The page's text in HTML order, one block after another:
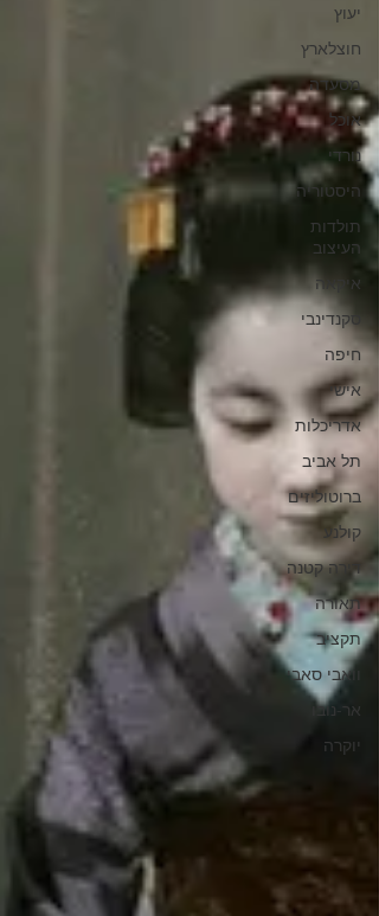
יעוץ
חוצלארץ
מסעדה
אוכל
נורדי
היסטוריה
תולדות
העיצוב
איקאה
סקנדינבי
חיפה
אישי
אדריכלות
תל אביב
ברוטוליזים
קולנע
דירה קטנה
תאורה
תקציב
וואבי סאבי
אר-נובו
יוקרה